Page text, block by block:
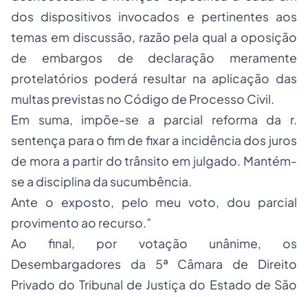
dos dispositivos invocados e pertinentes aos
temas em discussão, razão pela qual a oposição
de embargos de declaração meramente
protelatórios poderá resultar na aplicação das
multas previstas no Código de Processo Civil.
Em suma, impõe-se a parcial reforma da r.
sentença para o fim de fixar a incidência dos juros
de mora a partir do trânsito em julgado. Mantém-
se a disciplina da sucumbência.
Ante o exposto, pelo meu voto, dou parcial
provimento ao recurso.”
Ao final, por votação unânime, os
Desembargadores da 5ª Câmara de Direito
Privado do Tribunal de Justiça do Estado de São